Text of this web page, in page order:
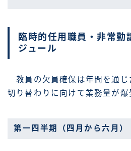
臨時的任用職員・非常勤
ジュール
教員の欠員確保は年間を通じ
切り替わりに向けて業務量が爆
第一四半期（四月から六月）